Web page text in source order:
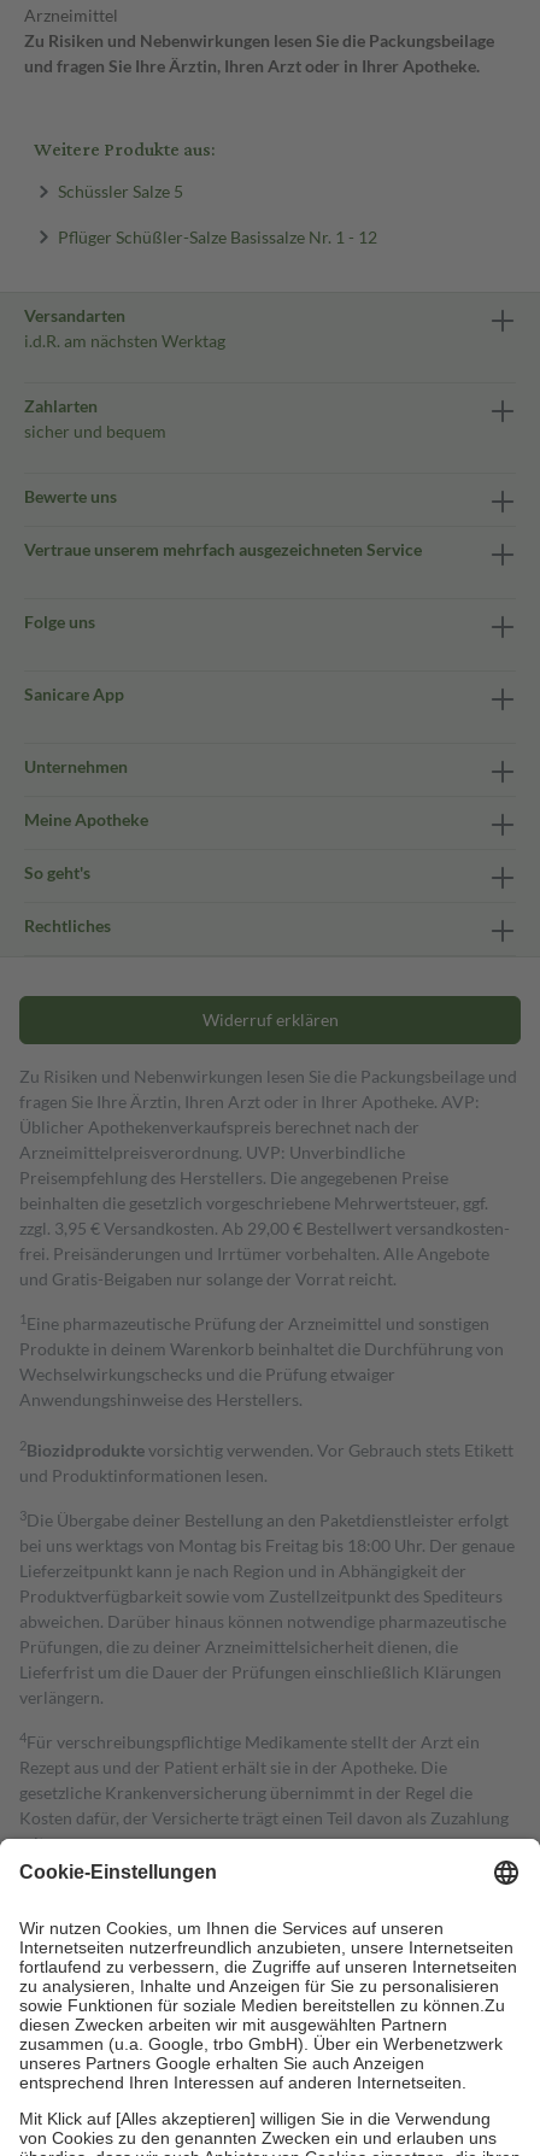
Arzneimittel
Zu Risiken und Nebenwirkungen lesen Sie die Packungsbeilage
und fragen Sie Ihre Ärztin, Ihren Arzt oder in Ihrer Apotheke.
Weitere Produkte aus:
Schüssler Salze 5
Pflüger Schüßler-Salze Basissalze Nr. 1 - 12
Versandarten
i.d.R. am nächsten Werktag
Zahlarten
sicher und bequem
Bewerte uns
Vertraue unserem mehrfach ausgezeichneten Service
Folge uns
Sanicare App
Unternehmen
Meine Apotheke
So geht's
Rechtliches
Widerruf erklären
Zu Risiken und Nebenwirkungen lesen Sie die Packungsbeilage und
fragen Sie Ihre Ärztin, Ihren Arzt oder in Ihrer Apotheke. AVP:
Üblicher Apothekenverkaufspreis berechnet nach der
Arzneimittelpreisverordnung. UVP: Unverbindliche
Preisempfehlung des Herstellers. Die angegebenen Preise
beinhalten die gesetzlich vorgeschriebene Mehrwertsteuer, ggf.
zzgl. 3,95 € Versandkosten. Ab 29,00 € Bestell­wert versand­kosten­
frei. Preisänderungen und Irrtümer vorbehalten. Alle Angebote
und Gratis-Beigaben nur solange der Vorrat reicht.
1 Eine pharmazeutische Prüfung der Arzneimittel und sonstigen
Produkte in deinem Warenkorb beinhaltet die Durchführung von
Wechselwirkungschecks und die Prüfung etwaiger
Anwendungshinweise des Herstellers.
2Biozidproduktevorsichtig verwenden. Vor Gebrauch stets Etikett
und Produktinformationen lesen.
3Die Übergabe deiner Bestellung an den Paketdienstleister erfolgt
bei uns werktags von Montag bis Freitag bis 18:00 Uhr. Der genaue
Lieferzeitpunkt kann je nach Region und in Abhängigkeit der
Produktverfügbarkeit sowie vom Zustellzeitpunkt des Spediteurs
abweichen. Darüber hinaus können notwendige pharmazeutische
Prüfungen, die zu deiner Arzneimittelsicherheit dienen, die
Lieferfrist um die Dauer der Prüfungen einschließlich Klärungen
verlängern.
4Für verschreibungspflichtige Medikamente stellt der Arzt ein
Rezept aus und der Patient erhält sie in der Apotheke. Die
gesetzliche Krankenversicherung übernimmt in der Regel die
Kosten dafür, der Versicherte trägt einen Teil davon als Zuzahlung
mit.
Grundsätzlich leisten Mitglieder Zuzahlungen in Höhe von zehn
höchstens zehn Euro.
Es sind jedoch nie mehr als die tatsächlichen
Kosten der Leistung zu entrichten.
Diese Regeln gelten grundsätzlich auch für Online-Apotheken.
Bei Heilmitteln und häuslicher Krankenpflege beträgt die
Zuzahlung zehn Prozent der Kosten sowie zehn Euro je
Verordnung.
Um das Engagement der Versicherten für ihre eigene Gesundheit zu
stärken und die besondere Stellung der Familie zu unterstützen,
fallenkeine Zuzahlungenan bei:
• Kindern und Jugendlichen bis zum vollendeten 18. Lebensjahr